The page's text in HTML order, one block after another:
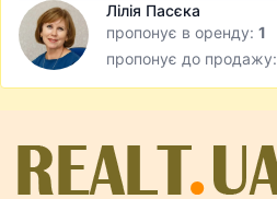
Лілія Пасєка
пропонує в оренду: 1
пропонує до продажу: